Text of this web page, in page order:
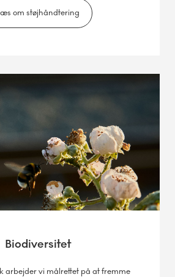
om støjhåndtering
Biodiversitet
arbejder vi målrettet på at fremme